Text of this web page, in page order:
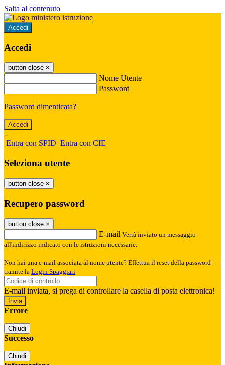
Salta al contenuto
Accedi
Accedi
button close ×
Nome Utente
Password
Password dimenticata?
-
Entra con SPID Entra con CIE
Seleziona utente
button close ×
Recupero password
button close ×
E-mail Verrà inviato un messaggio
all'indirizzo indicato con le istruzioni necessarie.
Non hai una e-mail associata al nome utente? Effettua il reset della password
tramite la Login Spaggiari
E-mail inviata, si prega di controllare la casella di posta elettronica!
Errore
Chiudi
Successo
Chiudi